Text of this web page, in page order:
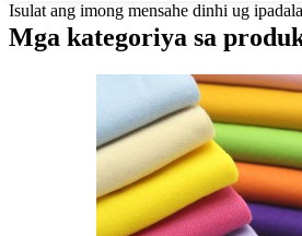
Isulat ang imong mensahe dinhi ug
Mga kategoriya sa